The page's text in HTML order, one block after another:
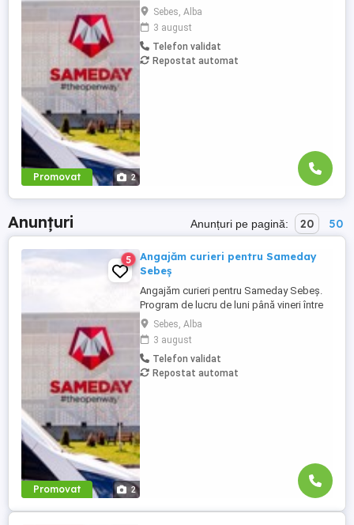
Promovat 2
10:00 și 18:00 cu target de minim 80 livrări
la adrese diferite. Oferim salariu net între
3200 și 4000 lei în funcție de indicatorii de
performanță îndepliniți și contract de
muncă pe perioadă nedeterminată.
Sebes, Alba
3 august
Telefon validat
Repostat automat
Anunțuri Anunțuri pe pagină: 20 50
Promovat 2
5
Angajăm curieri pentru Sameday
Sebeș
Angajăm curieri pentru Sameday Sebeș.
Program de lucru de luni până vineri între
10:00 și 18:00 cu target de minim 80 livrări
la adrese diferite. Oferim salariu net între
3200 și 4000 lei în funcție de indicatorii de
performanță îndepliniți și contract de
muncă pe perioadă nedeterminată.
Sebes, Alba
3 august
Telefon validat
Repostat automat